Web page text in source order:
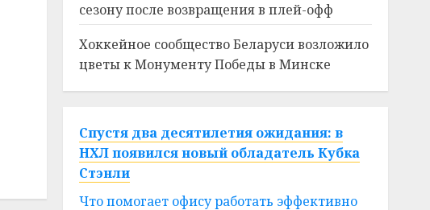
сезону после возвращения в плей-офф
Хоккейное сообщество Беларуси возложило
цветы к Монументу Победы в Минске
Спустя два десятилетия ожидания: в
НХЛ появился новый обладатель Кубка
Стэнли
Что помогает офису работать эффективно